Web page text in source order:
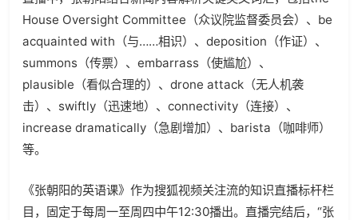
House Oversight Committee（众议院监督委员会）、be
acquainted with（与……相识）、deposition（作证）、
summons（传票）、embarrass（使尴尬）、
plausible（看似合理的）、drone attack（无人机袭
击）、swiftly（迅速地）、connectivity（连接）、
increase dramatically（急剧增加）、barista（咖啡师）
等。
《张朝阳的英语课》作为搜狐视频关注流的知识直播标杆栏
目，固定于每周一至周四中午12:30播出。直播完结后，“张